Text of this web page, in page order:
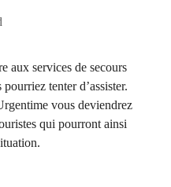
aux services de secours
tenter d’assister.
vous deviendrez
qui pourront ainsi